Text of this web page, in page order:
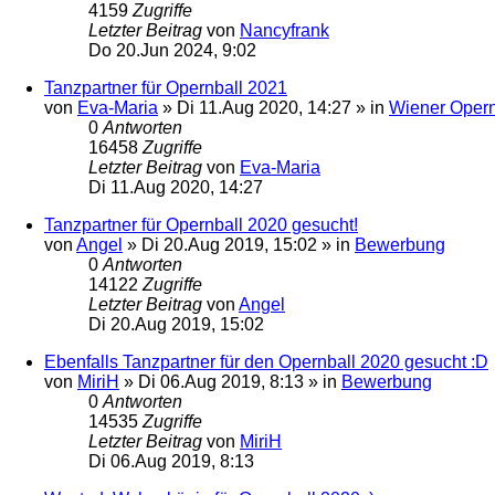
4159 Zugriffe
Letzter Beitrag von Nancyfrank
Do 20.Jun 2024, 9:02
Tanzpartner für Opernball 2021
von Eva-Maria » Di 11.Aug 2020, 14:27 » in Wiener
0 Antworten
16458 Zugriffe
Letzter Beitrag von Eva-Maria
Di 11.Aug 2020, 14:27
Tanzpartner für Opernball 2020 gesucht!
von Angel » Di 20.Aug 2019, 15:02 » in Bewerbung
0 Antworten
14122 Zugriffe
Letzter Beitrag von Angel
Di 20.Aug 2019, 15:02
Ebenfalls Tanzpartner für den Opernball 2020 gesucht :D
von MiriH » Di 06.Aug 2019, 8:13 » in Bewerbung
0 Antworten
14535 Zugriffe
Letzter Beitrag von MiriH
Di 06.Aug 2019, 8:13